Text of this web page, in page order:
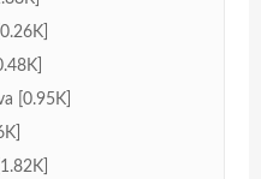
[0.95K]